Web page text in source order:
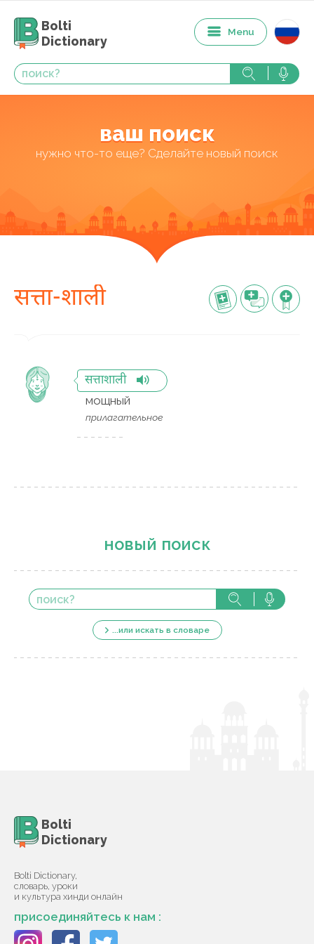
Bolti
Dictionary
Menu
ваш поиск
нужно что-то еще? Сделайте новый поиск
सत्ता-शाली
सत्ताशाली
мощный
прилагательное
новый поиск
...или искать в словаре
Bolti
Dictionary
Bolti Dictionary,
словарь, уроки
и культура хинди онлайн
присоединяйтесь к нам :